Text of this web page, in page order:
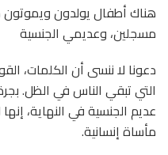
هناك أطفال يولدون ويموتون
مسجلين، وعديمي الجنسية
دعونا لا ننسى أن الكلمات،
التي تبقي الناس في الظل.
عديم الجنسية في النهاية،
مأساة إنسانية.